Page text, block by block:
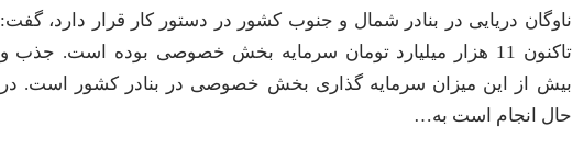
ناوگان دریایی در بنادر شمال و جنوب کشور در دستور کار قرار دارد، گفت:
تاکنون 11 هزار میلیارد تومان سرمایه بخش خصوصی بوده است. جذب و
بیش از این میزان سرمایه گذاری بخش خصوصی در بنادر کشور است. در
حال انجام است به…